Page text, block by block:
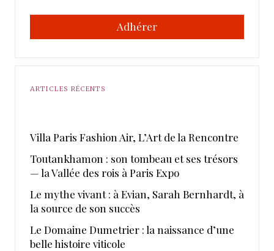
Adhérer
ARTICLES RÉCENTS
​Villa Paris Fashion Air, ​L’Art de la Rencontre
Toutankhamon : son tombeau et ses trésors
— la Vallée des rois à Paris Expo
Le mythe vivant : à Evian, Sarah Bernhardt, à
la source de son succès
Le Domaine Dumetrier : la naissance d’une
belle histoire viticole